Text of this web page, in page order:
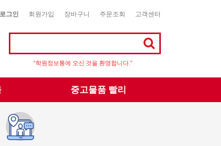
로그인 회원가입 장바구니 주문조회 고객센터
“학원정보통에 오신 것을 환영합니다.”
중고물품 빨리